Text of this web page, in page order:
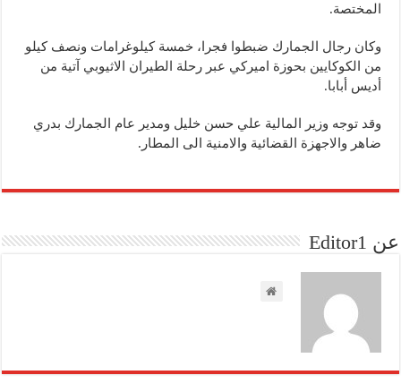
المختصة.
وكان رجال الجمارك ضبطوا فجرا، خمسة كيلوغرامات ونصف كيلو
من الكوكايين بحوزة اميركي عبر رحلة الطيران الاثيوبي آتية من
أديس أبابا.
وقد توجه وزير المالية علي حسن خليل ومدير عام الجمارك بدري
ضاهر والاجهزة القضائية والامنية الى المطار.
عن Editor1